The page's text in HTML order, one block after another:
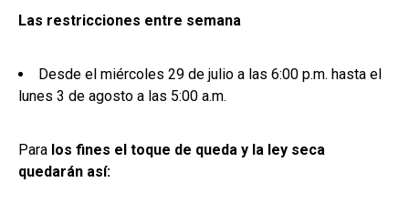
Las restricciones entre semana
Desde el miércoles 29 de julio a las 6:00 p.m. hasta el
lunes 3 de agosto a las 5:00 a.m.
Para los fines el toque de queda y la ley seca
quedarán así: